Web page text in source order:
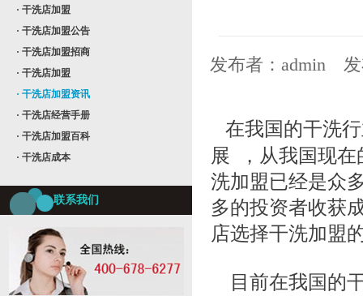
· 干洗店加盟
· 干洗店加盟公告
· 干洗店加盟招商
· 干洗店加盟
· 干洗店加盟资讯
· 干洗店经营手册
· 干洗店加盟百科
· 干洗店成本
联系我们
发布者：admin
在我国的干洗
展 ，从我国现在
洗加盟已经是众
多的投资者收获
店选择干洗加盟
目前在我国的